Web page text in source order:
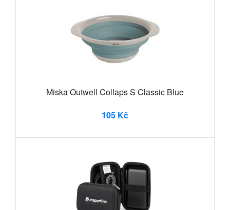
Miska Outwell Collaps S Classic Blue
105 Kč